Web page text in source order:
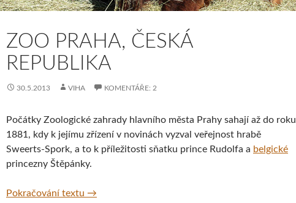
ZOO PRAHA, ČESKÁ
REPUBLIKA
30.5.2013 VIHA KOMENTÁŘE: 2
Počátky Zoologické zahrady hlavního města Prahy sahají až do roku
1881, kdy k jejímu zřízení v novinách vyzval veřejnost hrabě
Sweerts-Spork, a to k příležitosti sňatku prince Rudolfa a belgické
princezny Štěpánky.
Pokračování textu Zoo Praha, Česká republika
→